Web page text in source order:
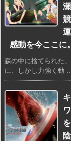
感動を今ここに。
森の中に捨てられた
に、しかし力強く動